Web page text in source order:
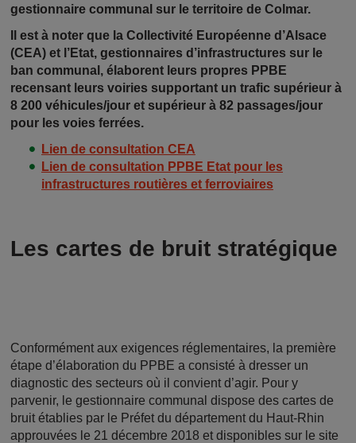
gestionnaire communal sur le territoire de Colmar.
Il est à noter que la Collectivité Européenne d’Alsace
(CEA) et l’Etat, gestionnaires d’infrastructures sur le
ban communal, élaborent leurs propres PPBE
recensant leurs voiries supportant un trafic supérieur à
8 200 véhicules/jour et supérieur à 82 passages/jour
pour les voies ferrées.
Lien de consultation CEA
Lien de consultation PPBE Etat pour les
infrastructures routières et ferroviaires
Les cartes de bruit stratégique
Conformément aux exigences réglementaires, la première
étape d’élaboration du PPBE a consisté à dresser un
diagnostic des secteurs où il convient d’agir. Pour y
parvenir, le gestionnaire communal dispose des cartes de
bruit établies par le Préfet du département du Haut-Rhin
approuvées le 21 décembre 2018 et disponibles sur le site